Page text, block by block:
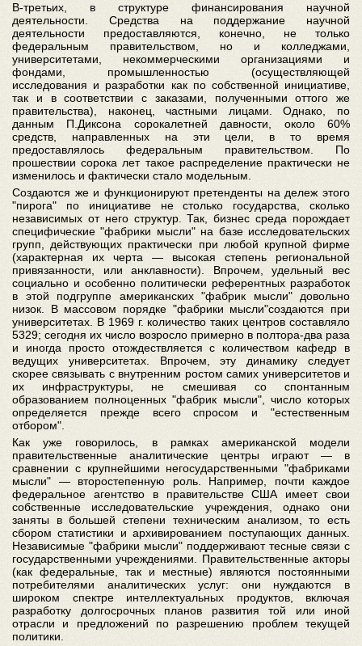
В-третьих, в структуре финансирования научной
деятельности. Средства на поддержание научной
деятельности предоставляются, конечно, не только
федеральным правительством, но и колледжами,
университетами, некоммерческими организациями и
фондами, промышленностью (осуществляющей
исследования и разработки как по собственной инициативе,
так и в соответствии с заказами, полученными оттого же
правительства), наконец, частными лицами. Однако, по
данным П.Диксона сорокалетней давности, около 60%
средств, направленных на эти цели, в то время
предоставлялось федеральным правительством. По
прошествии сорока лет такое распределение практически не
изменилось и фактически стало модельным.
Создаются же и функционируют претенденты на дележ этого
"пирога" по инициативе не столько государства, сколько
независимых от него структур. Так, бизнес среда порождает
специфические "фабрики мысли" на базе исследовательских
групп, действующих практически при любой крупной фирме
(характерная их черта — высокая степень региональной
привязанности, или анклавности). Впрочем, удельный вес
социально и особенно политически референтных разработок
в этой подгруппе американских "фабрик мысли" довольно
низок. В массовом порядке "фабрики мысли"создаются при
университетах. В 1969 г. количество таких центров составляло
5329; сегодня их число возросло примерно в полтора-два раза
и иногда просто отождествляется с количеством кафедр в
ведущих университетах. Впрочем, эту динамику следует
скорее связывать с внутренним ростом самих университетов и
их инфраструктуры, не смешивая со спонтанным
образованием полноценных "фабрик мысли", число которых
определяется прежде всего спросом и "естественным
отбором".
Как уже говорилось, в рамках американской модели
правительственные аналитические центры играют — в
сравнении с крупнейшими негосударственными "фабриками
мысли" — второстепенную роль. Например, почти каждое
федеральное агентство в правительстве США имеет свои
собственные исследовательские учреждения, однако они
заняты в большей степени техническим анализом, то есть
сбором статистики и архивированием поступающих данных.
Независимые "фабрики мысли" поддерживают тесные связи с
государственными учреждениями. Правительственные акторы
(как федеральные, так и местные) являются постоянными
потребителями аналитических услуг: они нуждаются в
широком спектре интеллектуальных продуктов, включая
разработку долгосрочных планов развития той или иной
отрасли и предложений по разрешению проблем текущей
политики.